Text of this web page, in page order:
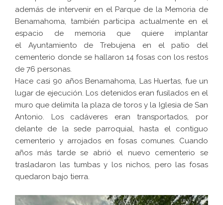
además de intervenir en el Parque de la Memoria de
Benamahoma, también participa actualmente en el
espacio de memoria que quiere implantar
el Ayuntamiento de Trebujena en el patio del
cementerio donde se hallaron 14 fosas con los restos
de 76 personas.
Hace casi 90 años Benamahoma, Las Huertas, fue un
lugar de ejecución. Los detenidos eran fusilados en el
muro que delimita la plaza de toros y la Iglesia de San
Antonio. Los cadáveres eran transportados, por
delante de la sede parroquial, hasta el contiguo
cementerio y arrojados en fosas comunes. Cuando
años más tarde se abrió el nuevo cementerio se
trasladaron las tumbas y los nichos, pero las fosas
quedaron bajo tierra.